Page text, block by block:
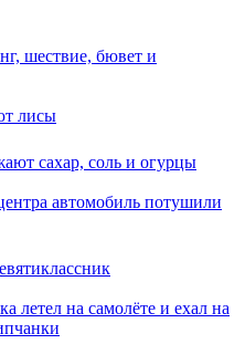
шествие, бювет и
лисы
сахар, соль и огурцы
автомобиль потушили
летел на самолёте и ехал на